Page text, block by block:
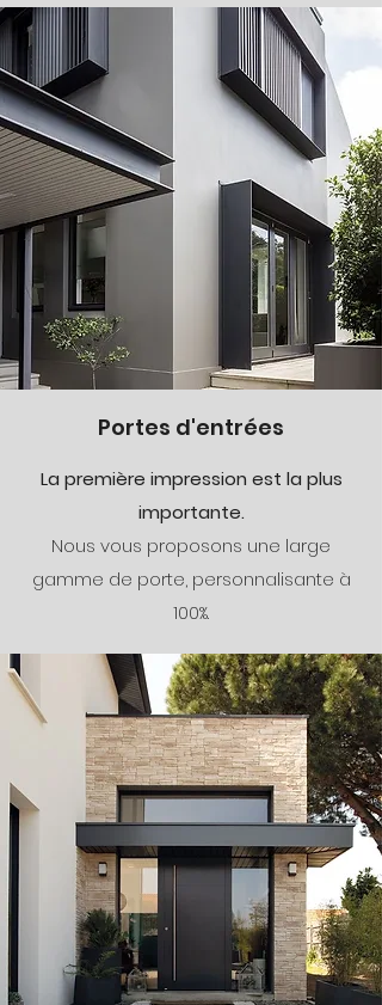
Portes d'entrées
La première impression est la plus
importante.
Nous vous proposons une large
gamme de porte, personnalisante à
100%.